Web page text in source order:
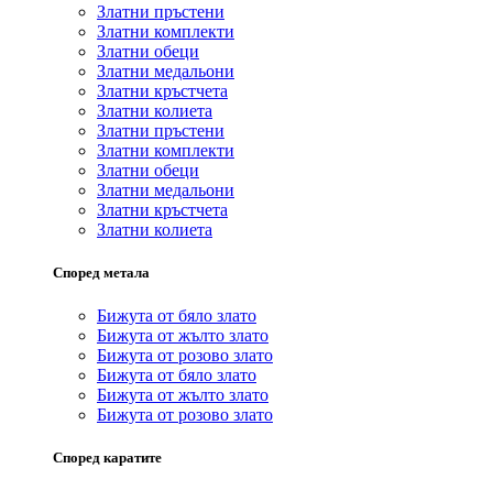
Златни пръстени
Златни комплекти
Златни обеци
Златни медальони
Златни кръстчета
Златни колиета
Златни пръстени
Златни комплекти
Златни обеци
Златни медальони
Златни кръстчета
Златни колиета
Според метала
Бижута от бяло злато
Бижута от жълто злато
Бижута от розово злато
Бижута от бяло злато
Бижута от жълто злато
Бижута от розово злато
Според каратите